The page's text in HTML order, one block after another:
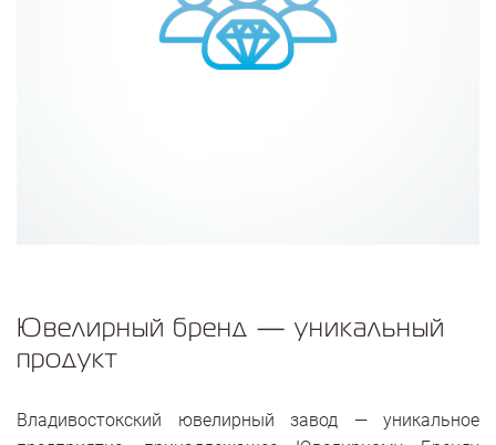
Ювелирный бренд — уникальный
продукт
Владивостокский ювелирный завод — уникальное